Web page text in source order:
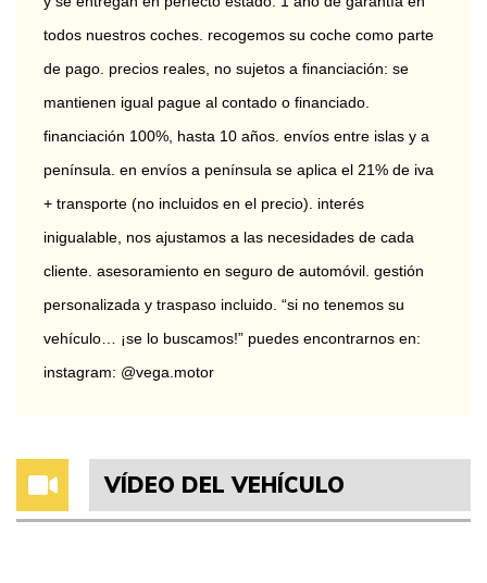
todos nuestros coches. recogemos su coche como parte
de pago. precios reales, no sujetos a financiación: se
mantienen igual pague al contado o financiado.
financiación 100%, hasta 10 años. envíos entre islas y a
península. en envíos a península se aplica el 21% de iva
+ transporte (no incluidos en el precio). interés
inigualable, nos ajustamos a las necesidades de cada
cliente. asesoramiento en seguro de automóvil. gestión
personalizada y traspaso incluido. “si no tenemos su
vehículo… ¡se lo buscamos!” puedes encontrarnos en:
instagram: @vega.motor
VÍDEO DEL VEHÍCULO